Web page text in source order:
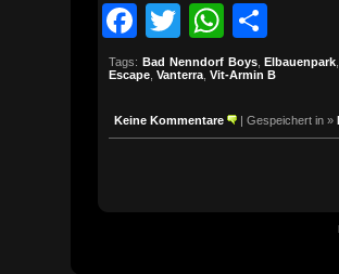
Facebook
Twitter
Tags: Bad Nenndorf Boys,Elbauenpark
Escape Vanterra Vit-Armin B
Keine Kommentare | Gespeichert in »